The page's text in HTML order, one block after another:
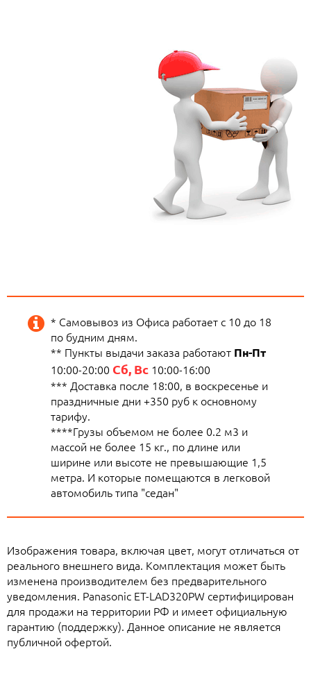
* Самовывоз из Офиса работает с 10 до 18
по будним дням.
** Пункты выдачи заказа работают Пн-Пт
10:00-20:00 Сб, Вс 10:00-16:00
*** Доставка после 18:00, в воскресенье и
праздничные дни +350 руб к основному
тарифу.
****Грузы объемом не более 0.2 м3 и
массой не более 15 кг., по длине или
ширине или высоте не превышающие 1,5
метра. И которые помещаются в легковой
автомобиль типа "седан"
Изображения товара, включая цвет, могут отличаться от
реального внешнего вида. Комплектация может быть
изменена производителем без предварительного
уведомления. Panasonic ET-LAD320PW сертифицирован
для продажи на территории РФ и имеет официальную
гарантию (поддержку). Данное описание не является
публичной офертой.